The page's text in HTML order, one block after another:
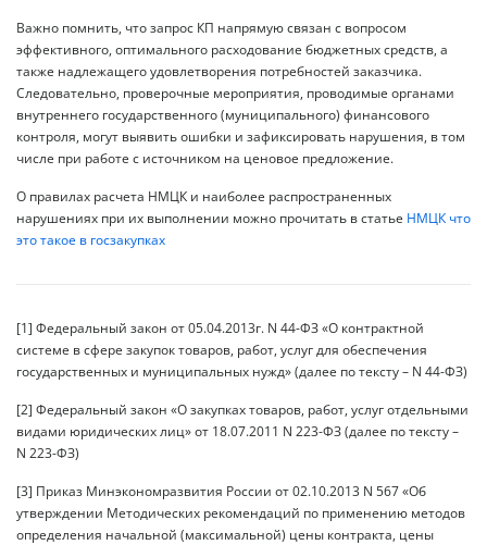
Важно помнить, что запрос КП напрямую связан с вопросом
эффективного, оптимального расходование бюджетных средств, а
также надлежащего удовлетворения потребностей заказчика.
Следовательно, проверочные мероприятия, проводимые органами
внутреннего государственного (муниципального) финансового
контроля, могут выявить ошибки и зафиксировать нарушения, в том
числе при работе с источником на ценовое предложение.
О правилах расчета НМЦК и наиболее распространенных
нарушениях при их выполнении можно прочитать в статье НМЦК что
это такое в госзакупках
[1] Федеральный закон от 05.04.2013г. N 44-ФЗ «О контрактной
системе в сфере закупок товаров, работ, услуг для обеспечения
государственных и муниципальных нужд» (далее по тексту – N 44-ФЗ)
[2] Федеральный закон «О закупках товаров, работ, услуг отдельными
видами юридических лиц» от 18.07.2011 N 223-ФЗ (далее по тексту –
N 223-ФЗ)
[3] Приказ Минэкономразвития России от 02.10.2013 N 567 «Об
утверждении Методических рекомендаций по применению методов
определения начальной (максимальной) цены контракта, цены